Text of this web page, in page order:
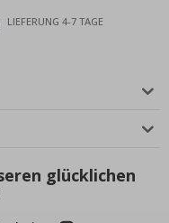
LIEFERUNG 4-7 TAGE
glücklichen